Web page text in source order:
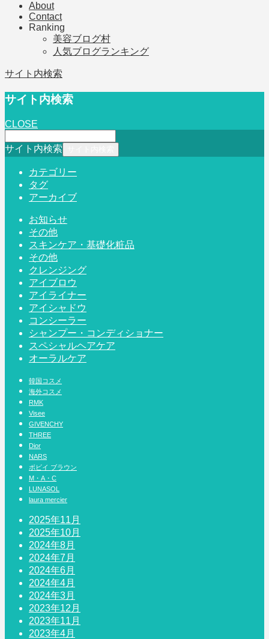
About
Contact
Ranking
美容ブログ村
人気ブログランキング
サイト内検索
サイト内検索
CLOSE
サイト内検索
カテゴリー
タグ
アーカイブ
お知らせ
その他
スキンケア・基礎化粧品
その他
クレンジング
アイブロウ
アイライナー
アイシャドウ
コンシーラー
シャンプー・コンディショナー
スペシャルヘアケア
オーラルケア
韓国コスメ
海外コスメ
RMK
Visee
GIVENCHY
THREE
Dior
NARS
ボビイ ブラウン
M・A・C
LUNASOL
laura mercier
2025年11月
2025年10月
2024年8月
2024年7月
2024年6月
2024年4月
2024年3月
2023年12月
2023年11月
2023年4月